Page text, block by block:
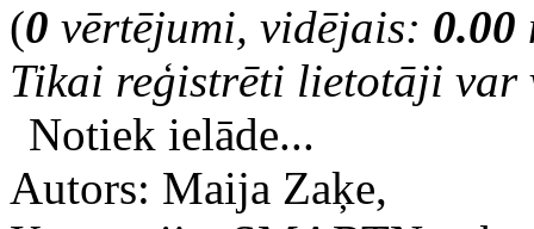
(0 vērtējumi, vidējais: 0.00
Tikai reģistrēti lietotāji var
Notiek ielāde...
Autors: Maija Zaķe,